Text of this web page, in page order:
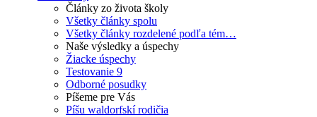
Články zo života školy
Všetky články spolu
Všetky články rozdelené podľa tém…
Naše výsledky a úspechy
Žiacke úspechy
Testovanie 9
Odborné posudky
Píšeme pre Vás
Píšu waldorfskí rodičia